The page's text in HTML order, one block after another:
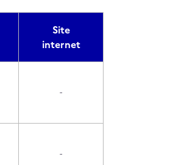
Site
internet
-
-